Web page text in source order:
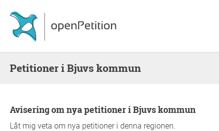
Petitioner i Bjuvs kommun
Avisering om nya petitioner i Bjuvs kommun
Låt mig veta om nya petitioner i denna regionen.